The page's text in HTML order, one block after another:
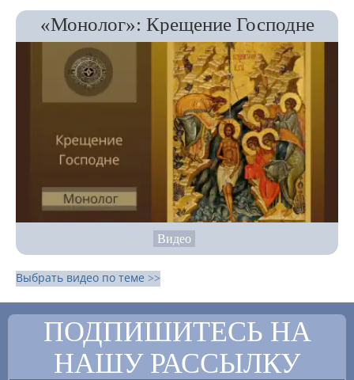
«Монолог»: Крещение Господне
Видео
Выбрать видео по теме >>
ПОДПИШИТЕСЬ НА
НАШУ РАССЫЛКУ